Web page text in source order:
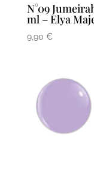
N°09
ml – Elya
9,90 €